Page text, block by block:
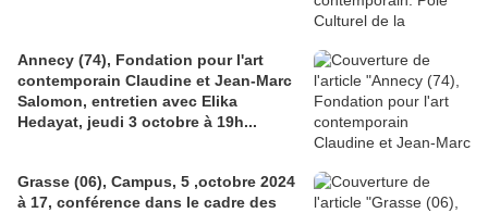
Annecy (74), Fondation pour l'art
contemporain Claudine et Jean-Marc
Salomon, entretien avec Elika
Hedayat, jeudi 3 octobre à 19h...
Grasse (06), Campus, 5 ,octobre 2024
à 17, conférence dans le cadre des